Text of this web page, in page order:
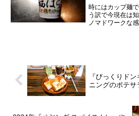
時にはカップ麺
う訳で今現在は
ノマドワークな
『びっくりド
ニングのポテサ